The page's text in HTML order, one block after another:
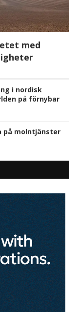
med
i nordisk
på förnybar
på molntjänster